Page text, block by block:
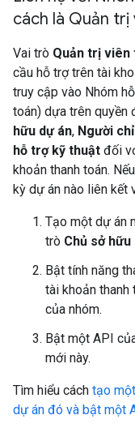
cách là Quản
Vai trò Quản trị viên
cầu hỗ trợ trên tài
truy cập vào Nhóm
toán) dựa trên
hữu dự án, Người
hỗ trợ kỹ thuật đối
khoản thanh toán.
kỳ dự án nào liên kết
Tạo một dự án
trò Chủ sở hữu
Bật tính năng
tài khoản thanh
của nhóm.
Bật một API
mới này.
Tìm hiểu cách tạo
dự án đó và bật một